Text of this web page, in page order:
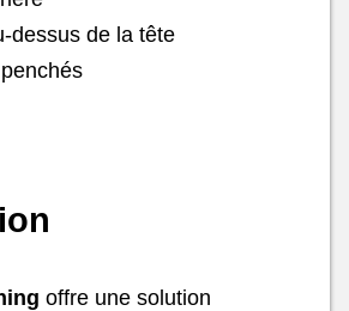
dessus de la tête
offre une solution